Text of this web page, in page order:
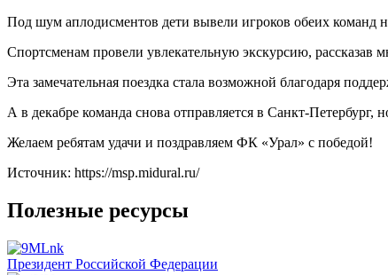
Под шум аплодисментов дети вывели игроков обеих
Спортсменам провели увлекательную экскурсию, рассказав
Эта замечательная поездка стала возможной благодаря
А в декабре команда снова отправляется в Санкт-Петербург,
Желаем ребятам удачи и поздравляем ФК «Урал» с победой!
Источник: https://msp.midural.ru/
Полезные ресурсы
Президент Российской Федерации